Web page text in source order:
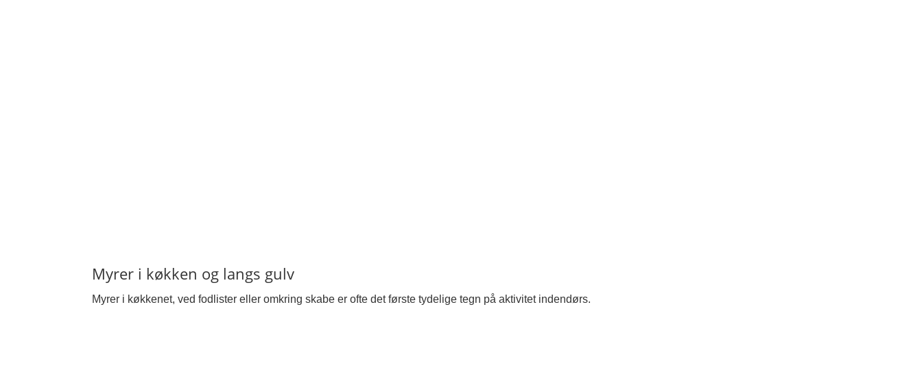
Myrer i køkken og langs gulv
Myrer i køkkenet, ved fodlister eller omkring skabe er ofte det første tydelige tegn på aktivitet indendørs.